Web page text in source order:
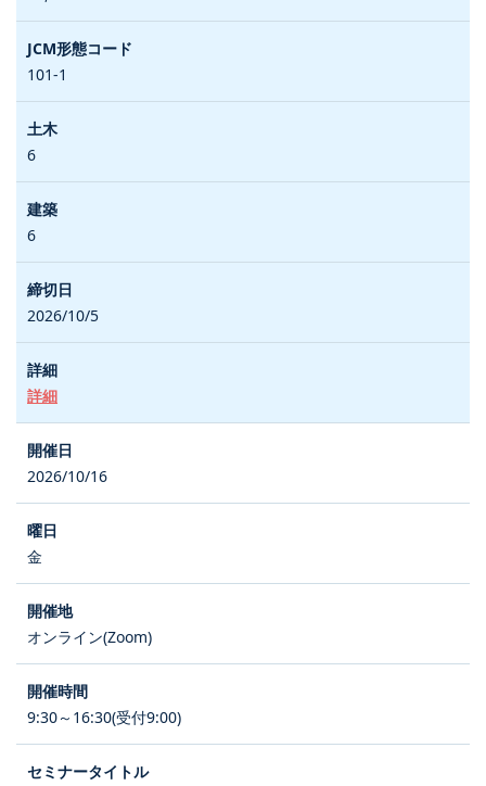
101-1
6
6
2026/10/5
詳細
2026/10/16
金
オンライン(Zoom)
9:30～16:30(受付9:00)